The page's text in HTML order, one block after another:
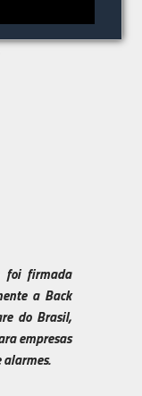
foi firmada
a Back
do Brasil,
empresas